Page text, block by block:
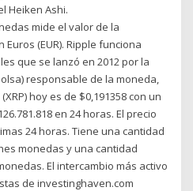
Heiken Ashi.
mide el valor de la
Euros (EUR). Ripple funciona
que se lanzó en 2012 por la
responsable de la moneda,
hoy es de $0,191358 con un
en 24 horas. El precio
24 horas. Tiene una cantidad
monedas y una cantidad
El intercambio más activo
de investinghaven.com